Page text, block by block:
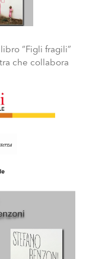
“Figli fragili”
che collabora